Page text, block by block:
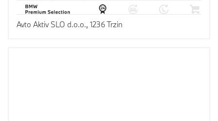
Avto Aktiv SLO d.o.o., 1236 Trzin